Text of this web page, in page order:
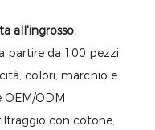
all'ingrosso:
partire da 100 pezzi
colori, marchio e
ODM
con cotone,